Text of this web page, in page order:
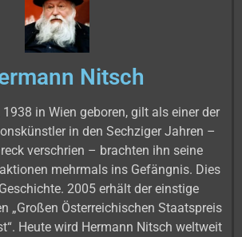
Nitsch
in Wien geboren, gilt als einer der
in den Sechziger Jahren –
verschrien – brachten ihn seine
mehrmals ins Gefängnis. Dies
2005 erhält der einstige
„Großen Österreichischen Staatspreis
Heute wird Hermann Nitsch weltweit